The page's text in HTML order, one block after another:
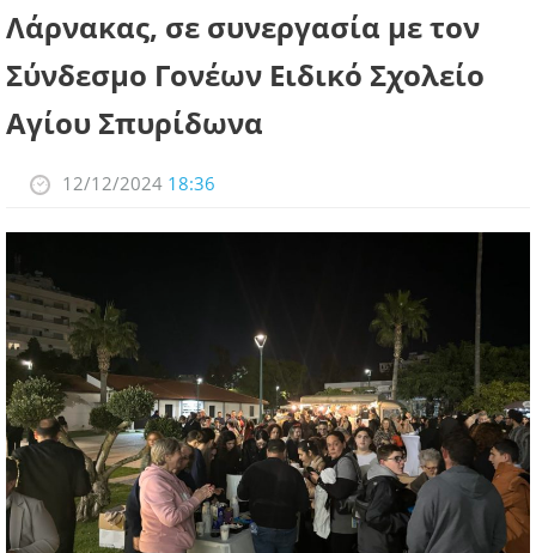
ΠΕΡΙΣΣΟΤΕΡΑ
Λάρνακας, σε συνεργασία με τον
Σύνδεσμο Γονέων Ειδικό Σχολείο
Αγίου Σπυρίδωνα
12/12/2024 18:36